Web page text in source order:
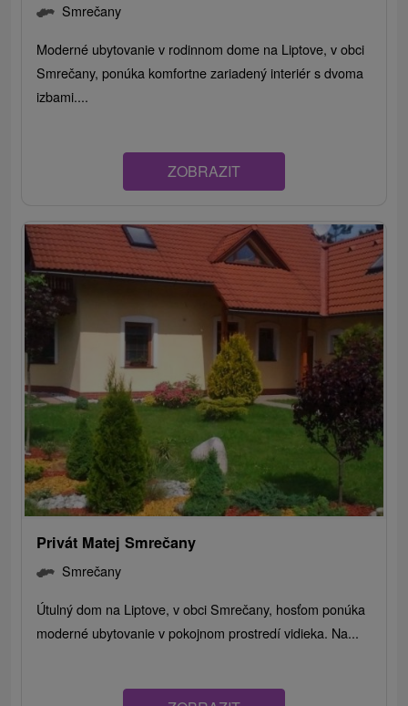
Smrečany
Moderné ubytovanie v rodinnom dome na Liptove, v obci
Smrečany, ponúka komfortne zariadený interiér s dvoma
izbami....
ZOBRAZIT
Privát Matej Smrečany
Smrečany
Útulný dom na Liptove, v obci Smrečany, hosťom ponúka
moderné ubytovanie v pokojnom prostredí vidieka. Na...